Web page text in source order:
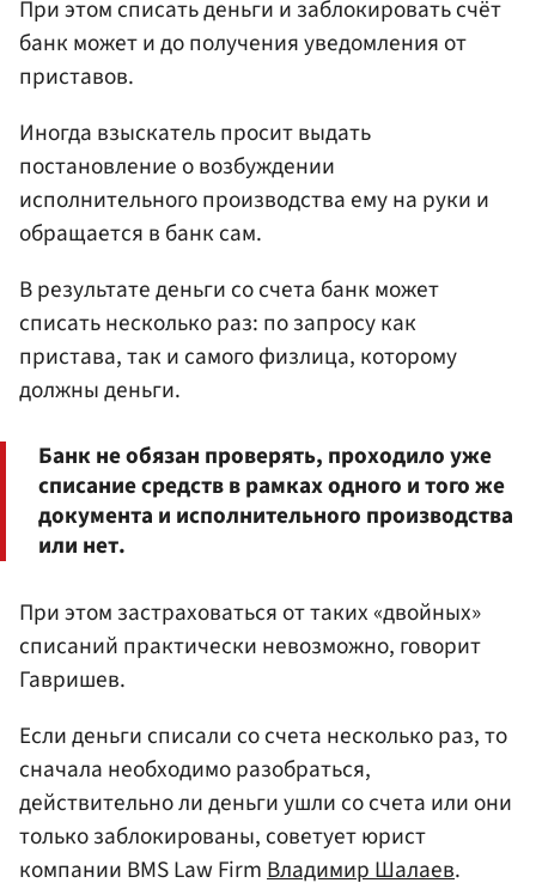
При этом списать деньги и заблокировать счёт
банк может и до получения уведомления от
приставов.
Иногда взыскатель просит выдать
постановление о возбуждении
исполнительного производства ему на руки и
обращается в банк сам.
В результате деньги со счета банк может
списать несколько раз: по запросу как
пристава, так и самого физлица, которому
должны деньги.
Банк не обязан проверять, проходило уже
списание средств в рамках одного и того же
документа и исполнительного производства
или нет.
При этом застраховаться от таких «двойных»
списаний практически невозможно, говорит
Гавришев.
Если деньги списали со счета несколько раз, то
сначала необходимо разобраться,
действительно ли деньги ушли со счета или они
только заблокированы, советует юрист
компании BMS Law FirmВладимир Шалаев.